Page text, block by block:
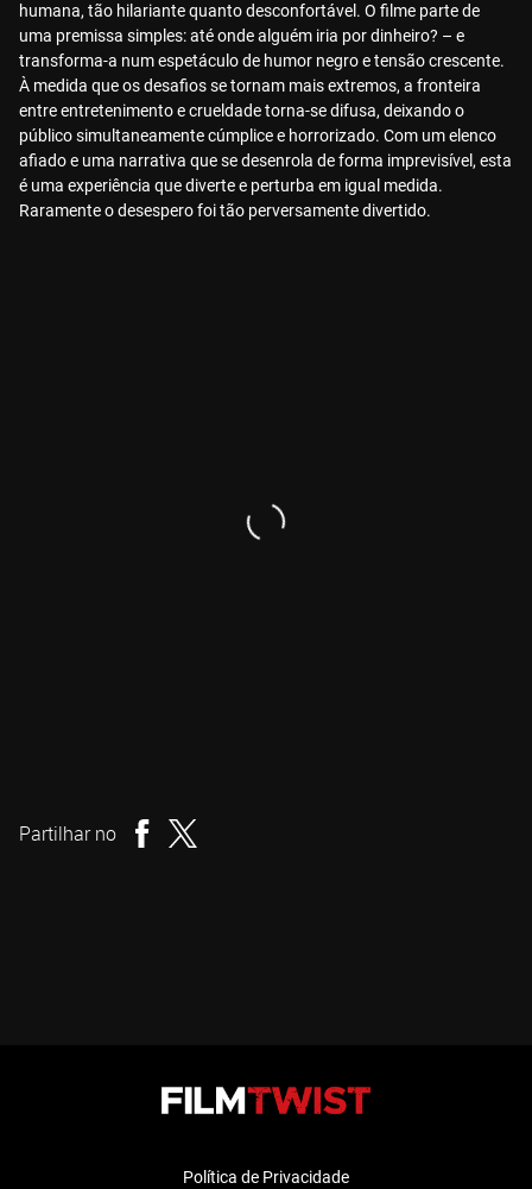
humana, tão hilariante quanto desconfortável. O filme parte de
uma premissa simples: até onde alguém iria por dinheiro? – e
transforma-a num espetáculo de humor negro e tensão crescente.
À medida que os desafios se tornam mais extremos, a fronteira
entre entretenimento e crueldade torna-se difusa, deixando o
público simultaneamente cúmplice e horrorizado. Com um elenco
afiado e uma narrativa que se desenrola de forma imprevisível, esta
é uma experiência que diverte e perturba em igual medida.
Raramente o desespero foi tão perversamente divertido.
Partilhar no
Política de Privacidade